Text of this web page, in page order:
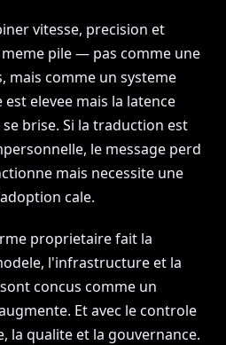
vitesse, precision et
pile — pas comme une
mais comme un systeme
elevee mais la latence
brise. Si la traduction est
le message perd
mais necessite une
cale.
proprietaire fait la
l'infrastructure et la
concus comme un
Et avec le controle
la qualite et la gouvernance.